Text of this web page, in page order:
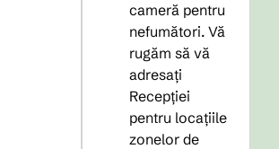
cameră pentru
nefumători. Vă
rugăm să vă
adresați
Recepției
pentru locațiile
zonelor de